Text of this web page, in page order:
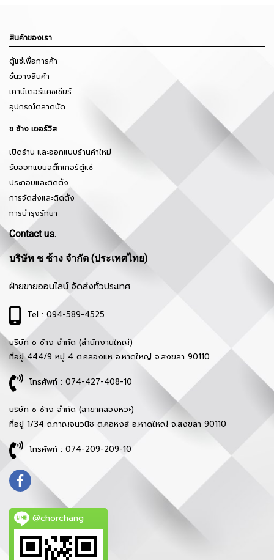
สินค้าของเรา
ตู้แช่เพื่อการค้า
ชั้นวางสินค้า
เคาน์เตอร์แคชเชียร์
อุปกรณ์ตลาดนัด
ช ช้าง เซอร์วิส
เปิดร้าน และออกแบบร้านค้าใหม่
รับออกแบบสติ๊กเกอร์ตู้แช่
ประกอบและติดตั้ง
การจัดส่งและติดตั้ง
การบำรุงรักษา
Contact us.
บริษัท ช ช้าง จำกัด (ประเทศไทย)
ฝ่ายขายออนไลน์ จัดส่งทั่วประเทศ
Tel : 094-589-4525
บริษัท ช ช้าง จำกัด (สำนักงานใหญ่)
ที่อยู่ 444/9 หมู่ 4 ต.คลองแห อ.หาดใหญ่ จ.สงขลา 90110
โทรศัพท์ : 074-427-408-10
บริษัท ช ช้าง จำกัด (สาขาคลองหวะ)
ที่อยู่ 1/34 ถ.กาญจนวนิช ต.คอหงส์ อ.หาดใหญ่ จ.สงขลา 90110
โทรศัพท์ : 074-209-209-10
@chorchang